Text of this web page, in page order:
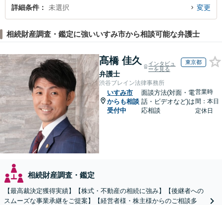
詳細条件 未選択 変更
相続財産調査・鑑定に強いいすみ市から相談可能な弁護士
髙橋 佳久
弁護士
インタビュ
ーを見る
東京都
渋谷ブレイン法律事務所
いすみ市
からも相談
受付中
面談方法(対面・電
話・ビデオなど)は
応相談
営業時
間：本日
定休日
相続財産調査・鑑定
【最高裁決定獲得実績】【株式・不動産の相続に強み】【後継者への
スムーズな事業承継をご提案】【経営者様・株主様からのご相談多